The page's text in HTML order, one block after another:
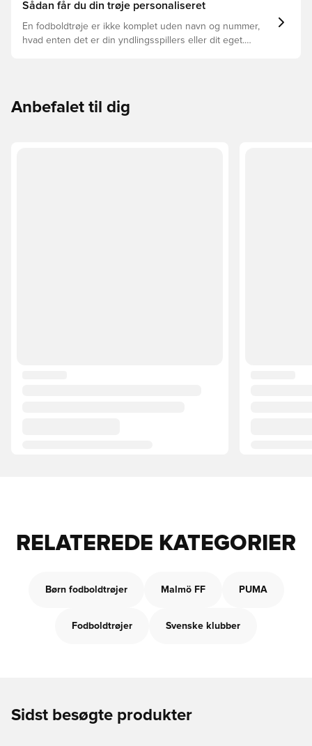
Sådan får du din trøje personaliseret
En fodboldtrøje er ikke komplet uden navn og nummer,
hvad enten det er din yndlingsspillers eller dit eget.
Anbefalet til dig
RELATEREDE KATEGORIER
Børn fodboldtrøjer Malmö FF PUMA
Fodboldtrøjer Svenske klubber
Sidst besøgte produkter